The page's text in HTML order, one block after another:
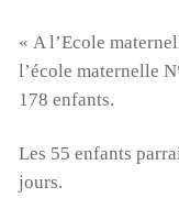
« A l’Ecole
l’école maternelle
178 enfants.
Les 55 enfants
jours.